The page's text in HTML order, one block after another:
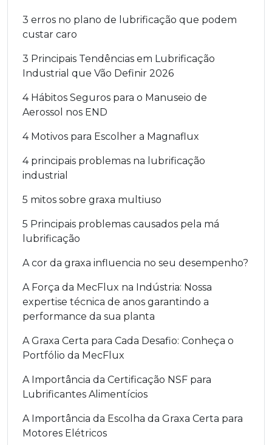
3 erros no plano de lubrificação que podem
custar caro
3 Principais Tendências em Lubrificação
Industrial que Vão Definir 2026
4 Hábitos Seguros para o Manuseio de
Aerossol nos END
4 Motivos para Escolher a Magnaflux
4 principais problemas na lubrificação
industrial
5 mitos sobre graxa multiuso
5 Principais problemas causados pela má
lubrificação
A cor da graxa influencia no seu desempenho?
A Força da MecFlux na Indústria: Nossa
expertise técnica de anos garantindo a
performance da sua planta
A Graxa Certa para Cada Desafio: Conheça o
Portfólio da MecFlux
A Importância da Certificação NSF para
Lubrificantes Alimentícios
A Importância da Escolha da Graxa Certa para
Motores Elétricos